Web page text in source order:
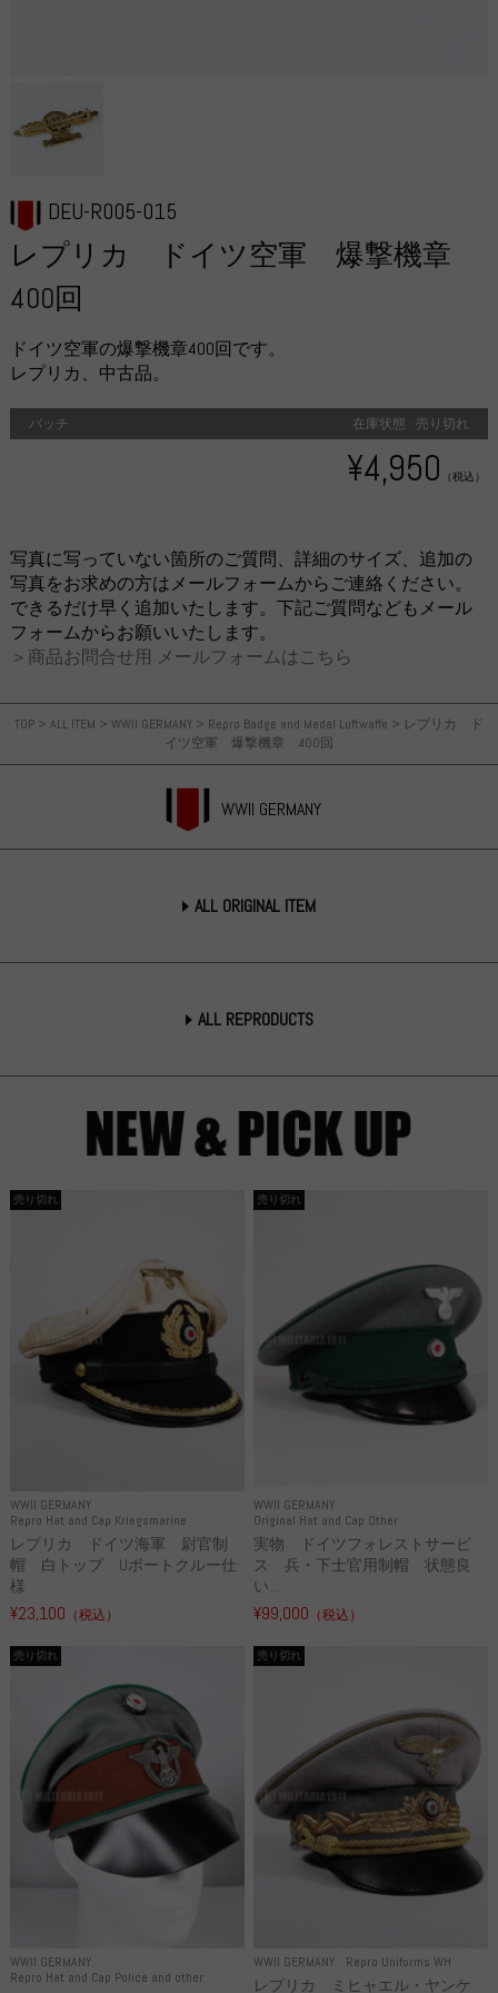
TOP > ALL ITEM > WWII GERMANY > Repro Badge and Medal Luftwaffe > レプリカ ド
イツ空軍 爆撃機章 400回
WWII GERMANY
ALL ORIGINAL ITEM
ALL REPRODUCTS
DEU-R005-015
レプリカ ドイツ空軍 爆撃機章
400回
ドイツ空軍の爆撃機章400回です。
レプリカ、中古品。
バッチ 在庫状態 : 売り切れ
¥4,950 （税込）
写真に写っていない箇所のご質問、詳細のサイズ、追加の
写真をお求めの方はメールフォームからご連絡ください。
できるだけ早く追加いたします。下記ご質問などもメール
フォームからお願いいたします。
＞商品お問合せ用 メールフォームはこちら
WWII GERMANY
Repro Hat and Cap Kriegsmarine
売り切れ
レプリカ ドイツ海軍 尉官制
帽 白トップ Uボートクルー仕
様
¥23,100 （税込）
WWII GERMANY
Original Hat and Cap Other
売り切れ
実物 ドイツフォレストサービ
ス 兵・下士官用制帽 状態良
い...
¥99,000 （税込）
WWII GERMANY
Repro Hat and Cap Police and other
売り切れ
WWII GERMANY Repro Uniforms WH
売り切れ
レプリカ ミヒャエル・ヤンケ